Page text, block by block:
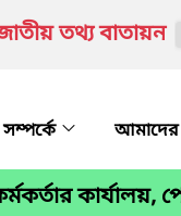
তথ্য বাতায়ন
আমাদের
কার্যালয়,